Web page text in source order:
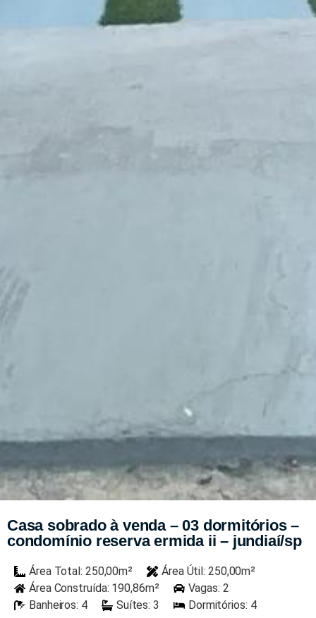
Casa sobrado à venda – 03 dormitórios –
condomínio reserva ermida ii – jundiaí/sp
Área Total: 250,00m²
Área Útil: 250,00m²
Área Construída: 190,86m²
Vagas: 2
Banheiros: 4
Suítes: 3 Dormitórios: 4